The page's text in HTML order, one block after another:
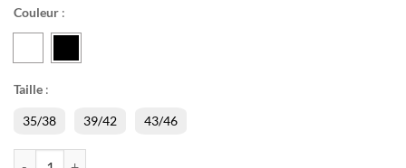
Couleur :
Taille :
35/38 39/42 43/46